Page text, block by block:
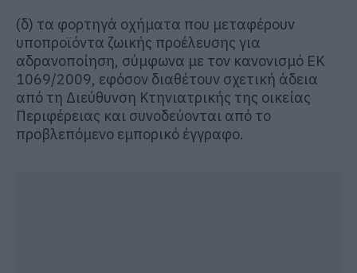
(δ) τα φορτηγά οχήματα που μεταφέρουν
υποπροϊόντα ζωικής προέλευσης για
αδρανοποίηση, σύμφωνα με τον κανονισμό ΕΚ
1069/2009, εφόσον διαθέτουν σχετική άδεια
από τη Διεύθυνση Κτηνιατρικής της οικείας
Περιφέρειας και συνοδεύονται από το
προβλεπόμενο εμπορικό έγγραφο.